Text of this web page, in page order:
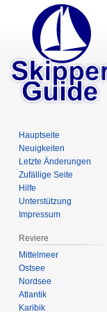
Hauptseite
Neuigkeiten
Letzte Änderungen
Zufällige Seite
Hilfe
Unterstützung
Impressum
Reviere
Mittelmeer
Ostsee
Nordsee
Atlantik
Karibik